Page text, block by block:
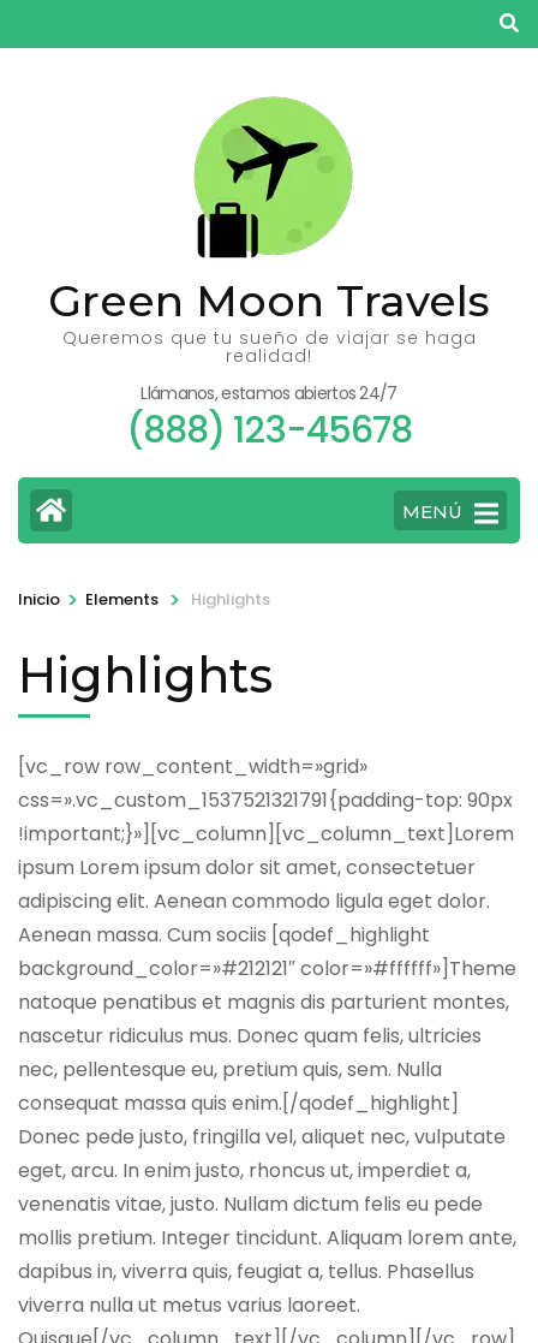
al
Green Moon Travels
Queremos que tu sueño de viajar se haga
realidad!
Llámanos, estamos abiertos 24/7
(888) 123-45678
MENÚ
Inicio > Elements > Highlights
Highlights
[vc_row row_content_width=»grid»
css=».vc_custom_1537521321791{padding-top: 90px
!important;}»][vc_column][vc_column_text]Lorem
ipsum Lorem ipsum dolor sit amet, consectetuer
adipiscing elit. Aenean commodo ligula eget dolor.
Aenean massa. Cum sociis [qodef_highlight
background_color=»#212121″ color=»#ffffff»]Theme
natoque penatibus et magnis dis parturient montes,
nascetur ridiculus mus. Donec quam felis, ultricies
nec, pellentesque eu, pretium quis, sem. Nulla
consequat massa quis enim.[/qodef_highlight]
Donec pede justo, fringilla vel, aliquet nec, vulputate
eget, arcu. In enim justo, rhoncus ut, imperdiet a,
venenatis vitae, justo. Nullam dictum felis eu pede
mollis pretium. Integer tincidunt. Aliquam lorem ante,
dapibus in, viverra quis, feugiat a, tellus. Phasellus
viverra nulla ut metus varius laoreet.